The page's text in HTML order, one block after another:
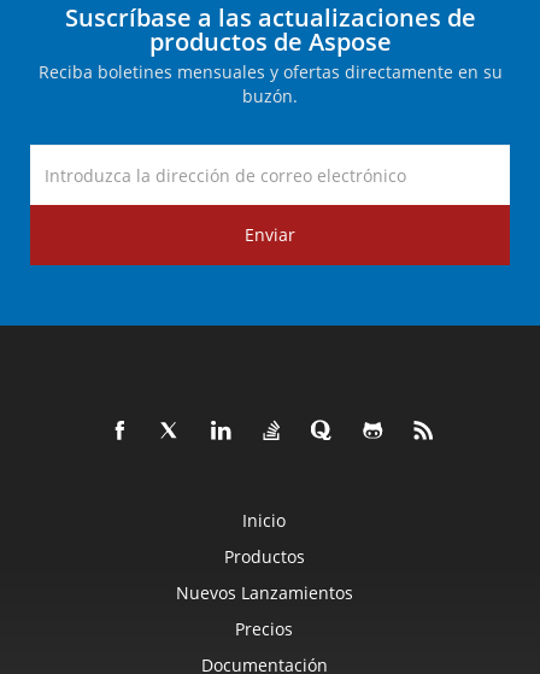
Suscríbase a las actualizaciones de
productos de Aspose
Reciba boletines mensuales y ofertas directamente en su
buzón.
Enviar
Inicio
Productos
Nuevos Lanzamientos
Precios
Documentación